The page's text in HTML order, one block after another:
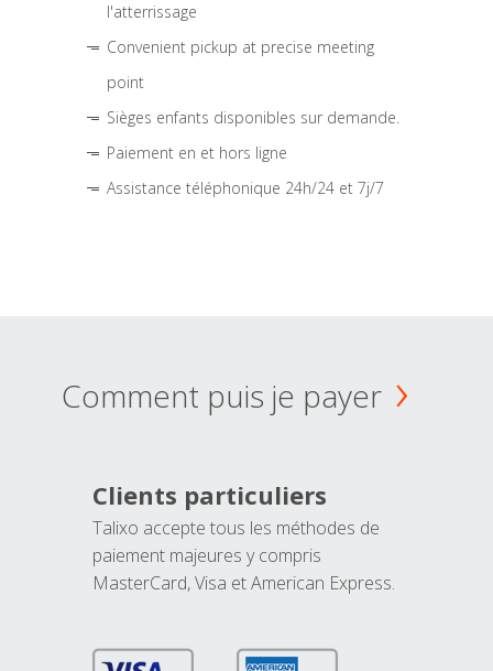
l'atterrissage
Convenient pickup at precise meeting
point
Sièges enfants disponibles sur demande.
Paiement en et hors ligne
Assistance téléphonique 24h/24 et 7j/7
Comment puis je payer
Clients particuliers
Talixo accepte tous les méthodes de
paiement majeures y compris
MasterCard, Visa et American Express.